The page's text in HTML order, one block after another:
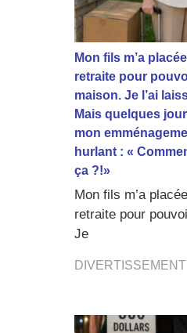
Mon fils m’a
retraite pour
maison. Je l’ai
Mais quelques
mon
hurlant : «
ça ?!»
Mon fils m’a
retraite pour
Je
DIVERTISSEMENT